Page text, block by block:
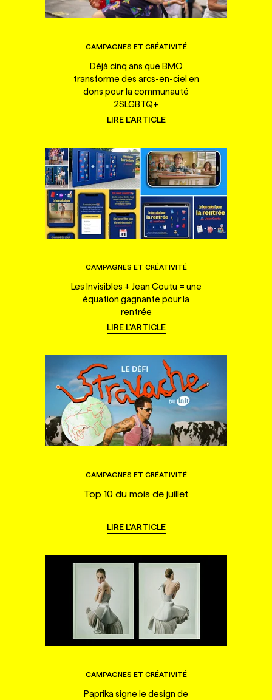
CAMPAGNES ET CRÉATIVITÉ
Déjà cinq ans que BMO
transforme des arcs-en-ciel en
dons pour la communauté
2SLGBTQ+
LIRE L'ARTICLE
CAMPAGNES ET CRÉATIVITÉ
Les Invisibles + Jean Coutu = une
équation gagnante pour la
rentrée
LIRE L'ARTICLE
CAMPAGNES ET CRÉATIVITÉ
Top 10 du mois de juillet
LIRE L'ARTICLE
CAMPAGNES ET CRÉATIVITÉ
Paprika signe le design de